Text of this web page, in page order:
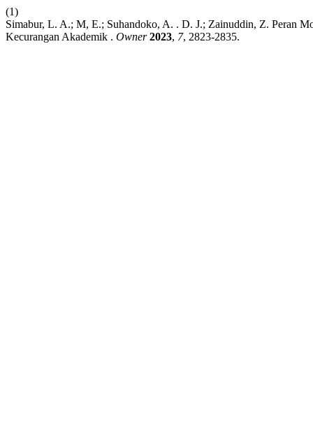
(1)
Simabur, L. A.; M, E.; Suhandoko, A. . D. J.; Zainuddin, Z. Peran
Kecurangan Akademik . Owner 2023, 7, 2823-2835.